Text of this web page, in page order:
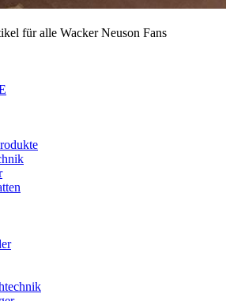
für alle Wacker Neuson Fans